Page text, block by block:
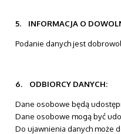
5. INFORMACJA O
Podanie danych jest
6. ODBIORCY DANYCH:
Dane osobowe będą
Dane osobowe mogą być
Do ujawnienia danych może